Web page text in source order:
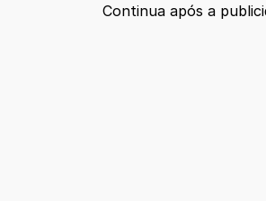
Continua após a